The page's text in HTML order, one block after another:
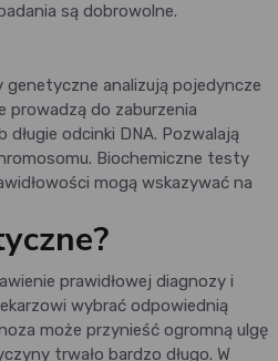
są dobrowolne.
analizują pojedyncze
prowadzą do zaburzenia
odcinki DNA. Pozwalają
Biochemiczne testy
mogą wskazywać na
prawidłowej diagnozy i
wybrać odpowiednią
może przynieść ogromną ulgę
trwało bardzo długo. W